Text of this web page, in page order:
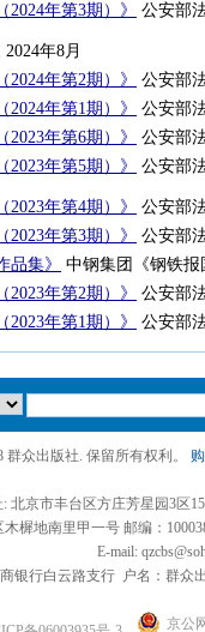
年第3期）》
公安部
年8月
年第2期）》
公安部
年第1期）》
公安部
年第6期）》
公安部
年第5期）》
公安部
年第4期）》
公安部
年第3期）》
公安部
集》
中钢集团《钢铁
年第2期）》
公安部
年第1期）》
公安部
群众出版社. 保留所有权利。
: 北京市丰台区方庄芳星园3区
樨地南里甲一号 邮编：
E-mail:
银行白云路支行 户名：群众
京公